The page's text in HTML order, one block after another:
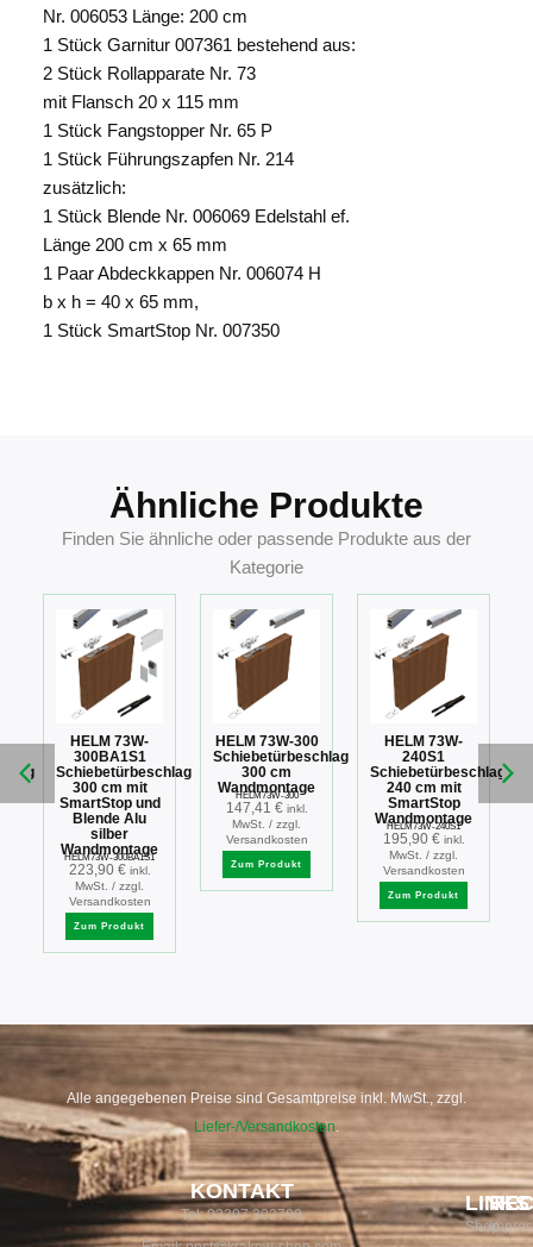
Nr. 006053 Länge: 200 cm
1 Stück Garnitur 007361 bestehend aus:
2 Stück Rollapparate Nr. 73
mit Flansch 20 x 115 mm
1 Stück Fangstopper Nr. 65 P
1 Stück Führungszapfen Nr. 214
zusätzlich:
1 Stück Blende Nr. 006069 Edelstahl ef.
Länge 200 cm x 65 mm
1 Paar Abdeckkappen Nr. 006074 H
b x h = 40 x 65 mm,
1 Stück SmartStop Nr. 007350
Ähnliche Produkte
Finden Sie ähnliche oder passende Produkte aus der
Kategorie
HELM 73W-
300BA1S1
Schiebetürbeschlag
300 cm mit
SmartStop und
Blende Alu
silber
Wandmontage
HELM73W-300BA1S1
223,90 € inkl.
MwSt. / zzgl.
Versandkosten
Zum Produkt
HELM 73W-300
Schiebetürbeschlag
300 cm
Wandmontage
HELM73W-300
147,41 € inkl.
MwSt. / zzgl.
Versandkosten
Zum Produkt
HELM 73W-
240S1
Schiebetürbeschlag
240 cm mit
SmartStop
Wandmontage
HELM73W-240S1
195,90 € inkl.
MwSt. / zzgl.
Versandkosten
Zum Produkt
Alle angegebenen Preise sind Gesamtpreise inkl. MwSt., zzgl.
Liefer-/Versandkosten.
KONTAKT
Tel: 03307 302790
LINKS
Shop